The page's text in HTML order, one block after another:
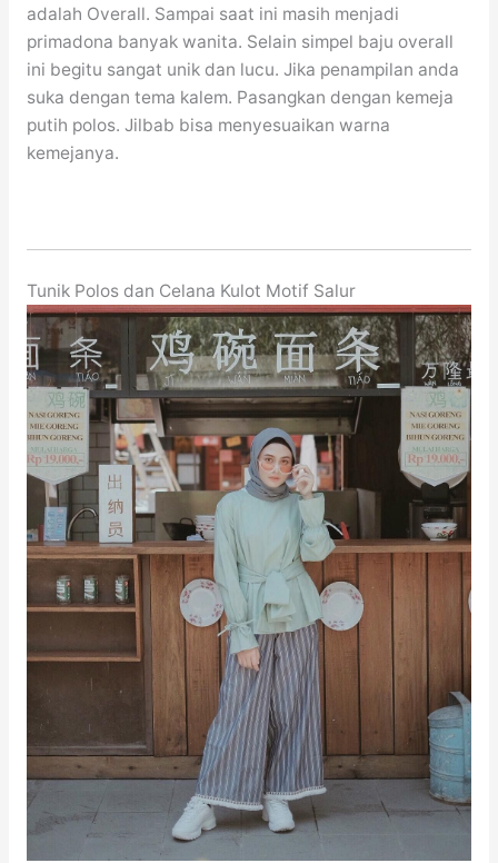
adalah Overall. Sampai saat ini masih menjadi
primadona banyak wanita. Selain simpel baju overall
ini begitu sangat unik dan lucu. Jika penampilan anda
suka dengan tema kalem. Pasangkan dengan kemeja
putih polos. Jilbab bisa menyesuaikan warna
kemejanya.
Tunik Polos dan Celana Kulot Motif Salur